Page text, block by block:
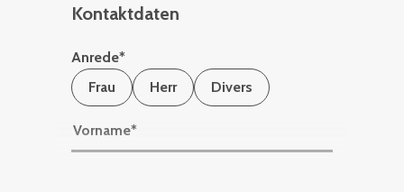
Kontaktdaten
Anrede*
Frau
Herr Divers
Vorname*